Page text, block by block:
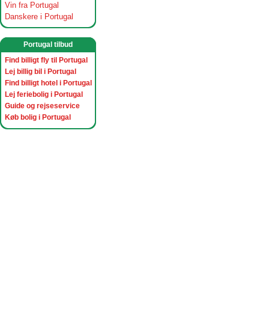
Vin fra Portugal
Danskere i Portugal
Portugal tilbud
Find billigt fly til Portugal
Lej billig bil i Portugal
Find billigt hotel i Portugal
Lej feriebolig i Portugal
Guide og rejseservice
Køb bolig i Portugal